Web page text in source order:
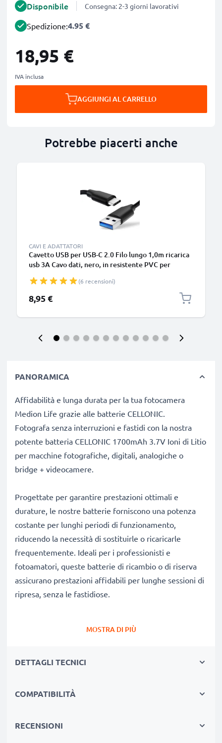
Disponibile Consegna: 2-3 giorni lavorativi
Spedizione:4.95 €
18,95 €
IVA inclusa
AGGIUNGI AL CARRELLO
Potrebbe piacerti anche
CAVI E ADATTATORI
Cavetto USB per USB-C 2.0 Filo lungo 1,0m ricarica
usb 3A Cavo dati, nero, in resistente PVC per
fotocamera Canon, Panasonic Lumix, Sony
connettore tipo C
(6 recensioni)
8,95 €
PANORAMICA
Affidabilità e lunga durata per la tua fotocamera
Medion Life grazie alle batterie CELLONIC.
Fotografa senza interruzioni e fastidi con la nostra
potente batteria CELLONIC 1700mAh 3.7V Ioni di Litio
per macchine fotografiche, digitali, analogiche o
bridge + videocamere.
Progettate per garantire prestazioni ottimali e
durature, le nostre batterie forniscono una potenza
costante per lunghi periodi di funzionamento,
riducendo la necessità di sostituirle o ricaricarle
frequentemente. Ideali per i professionisti e
fotoamatori, queste batterie di ricambio o di riserva
assicurano prestazioni affidabili per lunghe sessioni di
ripresa, senza le fastidiose.
Life X47023, P47011 & altri modelli. Clicca su
completo di modelli compatibili.
MOSTRA DI PIÙ
DETTAGLI TECNICI
COMPATIBILITÀ
RECENSIONI